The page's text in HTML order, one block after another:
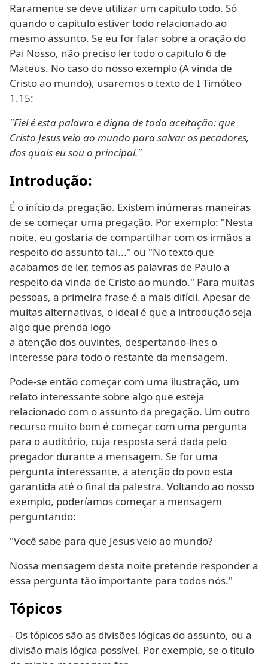
Raramente se deve utilizar um capitulo todo. Só
quando o capitulo estiver todo relacionado ao
mesmo assunto. Se eu for falar sobre a oração do
Pai Nosso, não preciso ler todo o capitulo 6 de
Mateus. No caso do nosso exemplo (A vinda de
Cristo ao mundo), usaremos o texto de I Timóteo
1.15:
"Fiel é esta palavra e digna de toda aceitação: que
Cristo Jesus veio ao mundo para salvar os pecadores,
dos quais eu sou o principal."
Introdução:
É o início da pregação. Existem inúmeras maneiras
de se começar uma pregação. Por exemplo: "Nesta
noite, eu gostaria de compartilhar com os irmãos a
respeito do assunto tal..." ou "No texto que
acabamos de ler, temos as palavras de Paulo a
respeito da vinda de Cristo ao mundo." Para muitas
pessoas, a primeira frase é a mais difícil. Apesar de
muitas alternativas, o ideal é que a introdução seja
algo que prenda logo
a atenção dos ouvintes, despertando-lhes o
interesse para todo o restante da mensagem.
Pode-se então começar com uma ilustração, um
relato interessante sobre algo que esteja
relacionado com o assunto da pregação. Um outro
recurso muito bom é começar com uma pergunta
para o auditório, cuja resposta será dada pelo
pregador durante a mensagem. Se for uma
pergunta interessante, a atenção do povo esta
garantida até o final da palestra. Voltando ao nosso
exemplo, poderíamos começar a mensagem
perguntando:
"Você sabe para que Jesus veio ao mundo?
Nossa mensagem desta noite pretende responder a
essa pergunta tão importante para todos nós."
Tópicos
- Os tópicos são as divisões lógicas do assunto, ou a
divisão mais lógica possível. Por exemplo, se o titulo